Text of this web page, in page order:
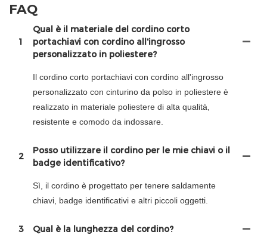
FAQ
1
Qual è il materiale del cordino corto
portachiavi con cordino all'ingrosso
personalizzato in poliestere?
Il cordino corto portachiavi con cordino all'ingrosso
personalizzato con cinturino da polso in poliestere è
realizzato in materiale poliestere di alta qualità,
resistente e comodo da indossare.
2
Posso utilizzare il cordino per le mie chiavi o il
badge identificativo?
Sì, il cordino è progettato per tenere saldamente
chiavi, badge identificativi e altri piccoli oggetti.
3 Qual è la lunghezza del cordino?